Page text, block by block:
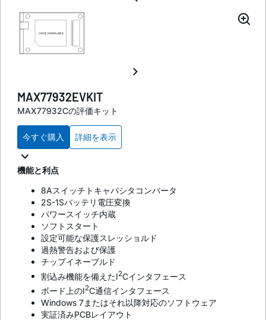
MAX77932EVKIT
MAX77932Cの評価キット
今すぐ購入 詳細を表示
機能と利点
8Aスイッチトキャパシタコンバータ
2S-1Sバッテリ電圧変換
パワースイッチ内蔵
ソフトスタート
設定可能な保護スレッショルド
過熱警告および保護
チップイネーブルド
割込み機能を備えたI2Cインタフェース
ボード上のI2C通信インタフェース
Windows 7またはそれ以降対応のソフトウェア
実証済みPCBレイアウト